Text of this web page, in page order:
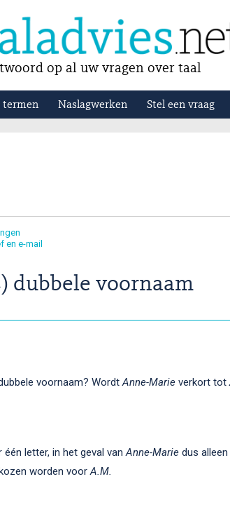
op al uw vragen over taal
termen Naslagwerken Stel een vraag
en e-mail
dubbele voornaam
voornaam? WordtAnne-Marie verkort tot
één letter, in het geval vanAnne-Marie dus
worden voorA.M.